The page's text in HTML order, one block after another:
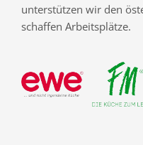
unterstützen wir den
schaffen Arbeitsplätze.